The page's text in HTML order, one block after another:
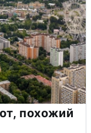
похожий